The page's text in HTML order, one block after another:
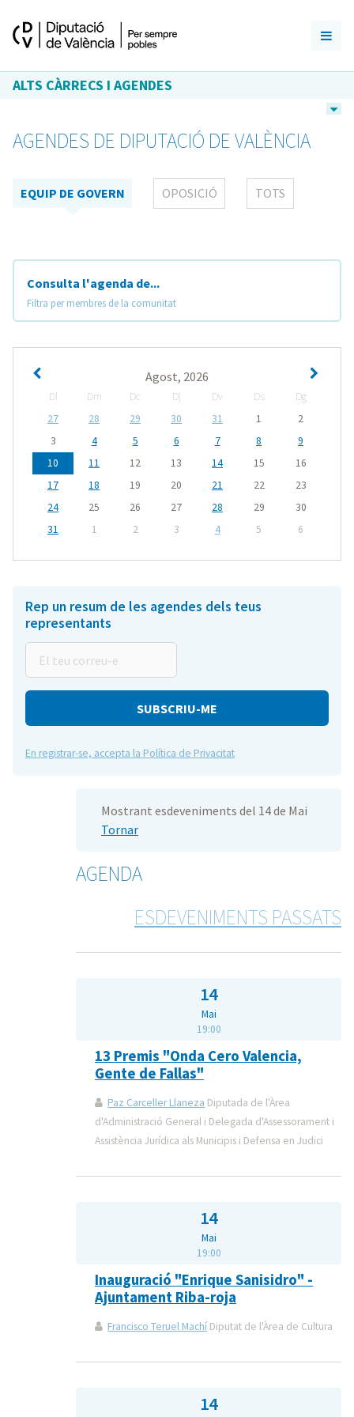
ALTS CÀRRECS I AGENDES
AGENDES DE DIPUTACIÓ DE VALÈNCIA
EQUIP DE GOVERN OPOSICIÓ TOTS
Consulta l'agenda de...
Filtra per membres de la comunitat
Agost, 2026
Dl Dm Dc Dj Dv Ds
Dg
27
28 29 30 31 1
2
3
4 5 6 7 8
9
10
11 12 13 14 15
16
17
18 19 20 21 22
23
24
25 26 27 28 29
30
31
1 2 3 4 5 6
Rep un resum de les agendes dels teus
representants
teu
correu-
En registrar-se, accepta la Política de Privacitat
Mostrant esdeveniments del 14 de Mai
Tornar
AGENDA
ESDEVENIMENTS PASSATS
14
Mai
19:00
13 Premis "Onda Cero Valencia,
Gente de Fallas"
Paz Carceller Llaneza Diputada de l'Àrea
d'Administració General i Delegada d'Assessorament i
Assistència Jurídica als Municipis i Defensa en Judici
14
Mai
19:00
Inauguració "Enrique Sanisidro" -
Ajuntament Riba-roja
Francisco Teruel Machí Diputat de l'Àrea de Cultura
14